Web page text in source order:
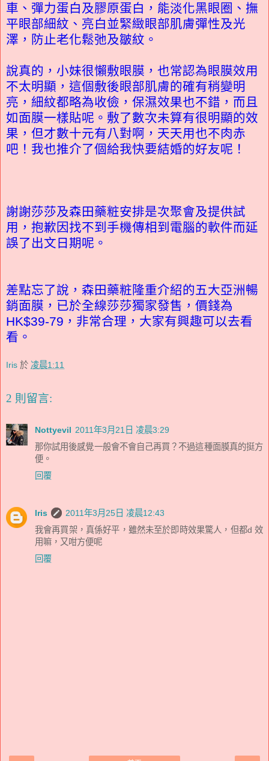
車、彈力蛋白及膠原蛋白，能淡化黑眼圈、撫
平眼部細紋、亮白並緊緻眼部肌膚彈性及光
澤，防止老化鬆弛及皺紋。
說真的，小妹很懶敷眼膜，也常認為眼膜效用
不太明顯，這個敷後眼部肌膚的確有稍變明
亮，細紋都略為收儉，保濕效果也不錯，而且
如面膜一樣貼呢。敷了數次未算有很明顯的效
果，但才數十元有八對啊，天天用也不肉赤
吧！我也推介了個給我快要結婚的好友呢！
謝謝莎莎及森田藥粧安排是次聚會及提供試
用，抱歉因找不到手機傳相到電腦的軟件而延
誤了出文日期呢。
差點忘了說，森田藥粧隆重介紹的五大亞洲暢
銷面膜，已於全線莎莎獨家發售，價錢為
HK$39-79，非常合理，大家有興趣可以去看
看。
Iris 於 凌晨1:11
2 則留言:
Nottyevil 2011年3月21日 凌晨3:29
那你試用後感覺一般會不會自己再買？不過這種面膜真的挺方
便。
回覆
Iris
2011年3月25日 凌晨12:43
我會再買架，真係好平，雖然未至於即時效果驚人，但都d 效
用嘛，又咁方便呢
回覆